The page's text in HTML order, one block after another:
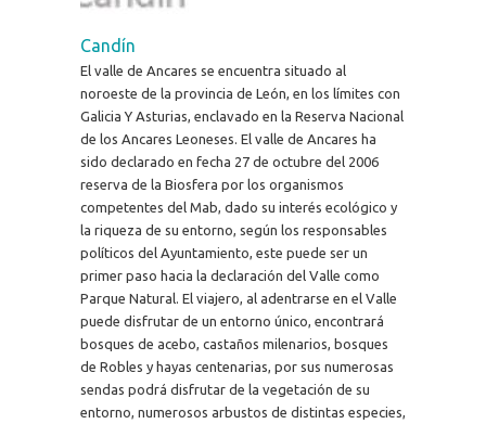
Candín
El valle de Ancares se encuentra situado al
noroeste de la provincia de León, en los límites con
Galicia Y Asturias, enclavado en la Reserva Nacional
de los Ancares Leoneses. El valle de Ancares ha
sido declarado en fecha 27 de octubre del 2006
reserva de la Biosfera por los organismos
competentes del Mab, dado su interés ecológico y
la riqueza de su entorno, según los responsables
políticos del Ayuntamiento, este puede ser un
primer paso hacia la declaración del Valle como
Parque Natural. El viajero, al adentrarse en el Valle
puede disfrutar de un entorno único, encontrará
bosques de acebo, castaños milenarios, bosques
de Robles y hayas centenarias, por sus numerosas
sendas podrá disfrutar de la vegetación de su
entorno, numerosos arbustos de distintas especies,